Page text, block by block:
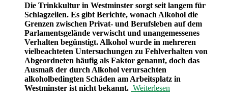
Die Trinkkultur in Westminster sorgt seit langem für
Schlagzeilen. Es gibt Berichte, wonach Alkohol die
Grenzen zwischen Privat- und Berufsleben auf dem
Parlamentsgelände verwischt und unangemessenes
Verhalten begünstigt. Alkohol wurde in mehreren
vielbeachteten Untersuchungen zu Fehlverhalten von
Abgeordneten häufig als Faktor genannt, doch das
Ausmaß der durch Alkohol verursachten
alkoholbedingten Schäden am Arbeitsplatz in
Westminster ist nicht bekannt. Weiterlesen